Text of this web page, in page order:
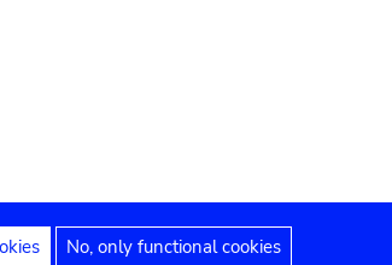
No, only functional cookies